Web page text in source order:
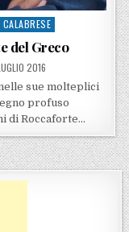
del Greco
ON2016
sue molteplici
profuso
di Roccaforte…